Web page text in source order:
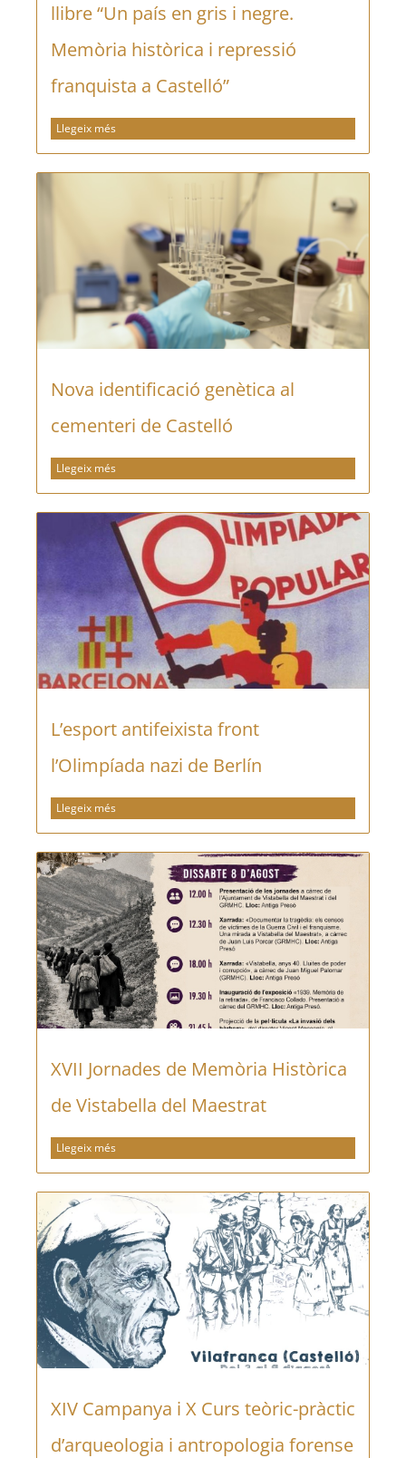
llibre “Un país en gris i negre.
Memòria històrica i repressió
franquista a Castelló”
Llegeix més
Nova identificació genètica al
cementeri de Castelló
Llegeix més
L’esport antifeixista front
l’Olimpíada nazi de Berlín
Llegeix més
XVII Jornades de Memòria Històrica
de Vistabella del Maestrat
Llegeix més
XIV Campanya i X Curs teòric-pràctic
d’arqueologia i antropologia forense